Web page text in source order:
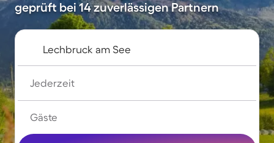
geprüft bei 14 zuverlässigen Partnern
Jederzeit
Gäste